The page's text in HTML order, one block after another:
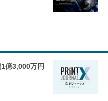
億3,000万円